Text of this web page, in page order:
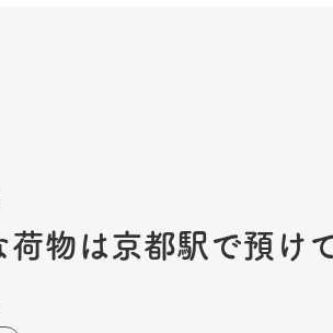
荷物は京都駅で預け